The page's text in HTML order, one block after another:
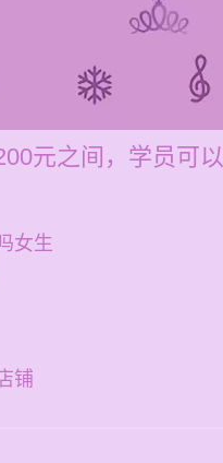
元之间，学员可
女生
铺